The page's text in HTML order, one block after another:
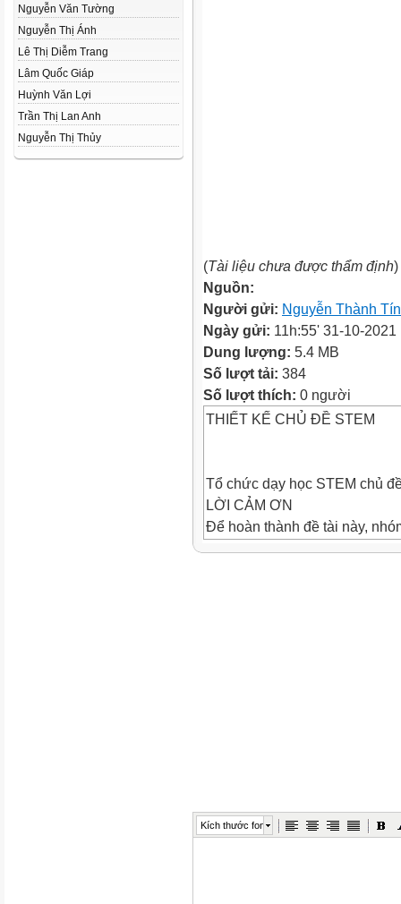
Nguyễn Văn Tường
Nguyễn Thị Ánh
Lê Thị Diễm Trang
Lâm Quốc Giáp
Huỳnh Văn Lợi
Trần Thị Lan Anh
Nguyễn Thị Thủy
(Tài liệu chưa được thẩm định)
Nguồn:
Người gửi: Nguyễn Thành Tín
Ngày gửi: 11h:55' 31-10-2021
Dung lượng: 5.4 MB
Số lượt tải: 384
Số lượt thích: 0 người
THIẾT KẾ CHỦ ĐỀ STEM
Tổ chức dạy học STEM chủ
LỜI CẢM ƠN
Để hoàn thành đề tài này,
Kích thước font